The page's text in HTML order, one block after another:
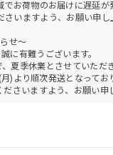
お荷物のお届けに遅延が
いますよう、お願い申し
せ～
に有難うございます。
夏季休業とさせていただき
より順次発送となってお
さいますよう、お願い申